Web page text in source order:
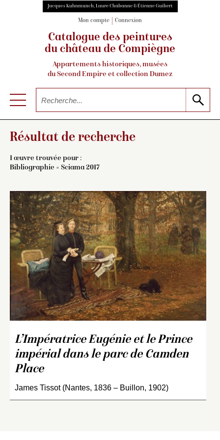
Jacques Kuhnmunch, Laure Chabanne & Étienne Guibert
Mon compte Connexion
Catalogue des peintures
du château de Compiègne
Appartements historiques, musées
du Second Empire et collection Dumez
Résultat de recherche
1 œuvre trouvée pour :
Bibliographie = Sciama 2017
L’Impératrice Eugénie et le Prince
impérial dans le parc de Camden
Place
James Tissot (Nantes, 1836 – Buillon, 1902)